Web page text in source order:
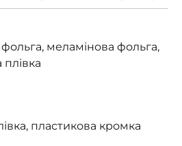
меламінова фольга,
пластикова кромка